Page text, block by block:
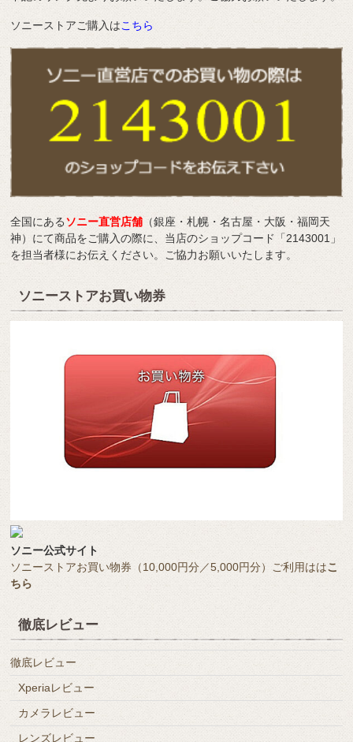
ソニーストアご購入はこちら
全国にあるソニー直営店舗 （銀座・札幌・名古屋・大阪・福岡天
神）にて商品をご購入の際に、当店のショップコード「2143001」
を担当者様にお伝えください。ご協力お願いいたします。
ソニーストアお買い物券
ソニー公式サイト
ソニーストアお買い物券（10,000円分／5,000円分）ご利用ははこ
ちら
徹底レビュー
徹底レビュー
Xperiaレビュー
カメラレビュー
レンズレビュー